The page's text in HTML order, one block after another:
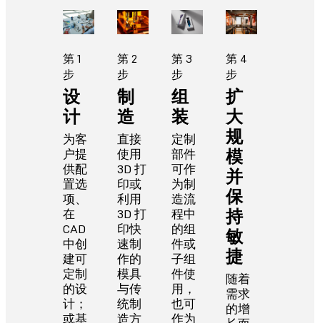
第 1
步
设
计
为客
户提
供配
置选
项、
在
CAD
中创
建可
定制
的设
计；
或基
第 2
步
制
造
直接
使用
3D 打
印或
利用
3D 打
印快
速制
作的
模具
与传
统制
造方
第 3
步
组
装
定制
部件
可作
为制
造流
程中
的组
件或
子组
件使
用，
也可
作为
第 4
步
扩
大
规
模
并
保
持
敏
捷
随着
需求
的增